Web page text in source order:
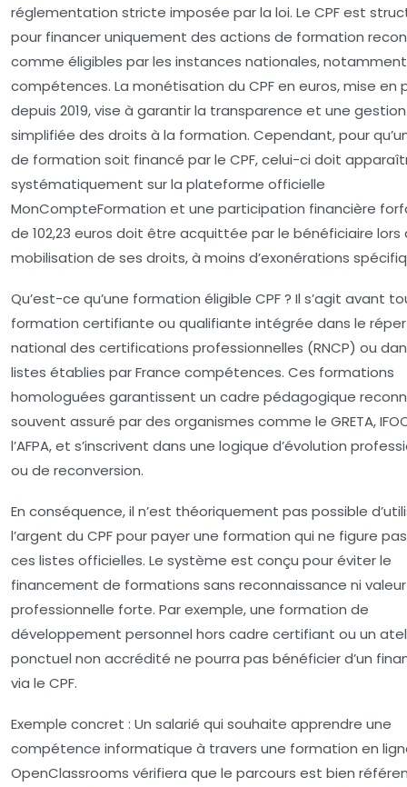
réglementation stricte imposée par la loi. Le CPF est
pour financer uniquement des actions de formation
comme éligibles par les instances nationales,
compétences. La monétisation du CPF en euros, mise en
depuis 2019, vise à garantir la transparence et une gestion
simplifiée des droits à la formation. Cependant, pour
de formation soit financé par le CPF, celui-ci doit
systématiquement sur la plateforme officielle
MonCompteFormation et une participation financière
de 102,23 euros doit être acquittée par le bénéficiaire lors
mobilisation de ses droits, à moins d’exonérations
Qu’est-ce qu’une formation éligible CPF ? Il s’agit avant
formation certifiante ou qualifiante intégrée dans le
national des certifications professionnelles (RNCP) ou
listes établies par France compétences. Ces formations
homologuées garantissent un cadre pédagogique
souvent assuré par des organismes comme le GRETA,
l’AFPA, et s’inscrivent dans une logique d’évolution
ou de reconversion.
En conséquence, il n’est théoriquement pas possible
l’argent du CPF pour payer une formation qui ne figure
ces listes officielles. Le système est conçu pour éviter le
financement de formations sans reconnaissance ni valeur
professionnelle forte. Par exemple, une formation de
développement personnel hors cadre certifiant ou un
ponctuel non accrédité ne pourra pas bénéficier d’un
via le CPF.
Exemple concret : Un salarié qui souhaite apprendre une
compétence informatique à travers une formation en
OpenClassrooms vérifiera que le parcours est bien